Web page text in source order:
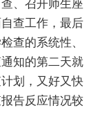
、召开师生座
查工作，最后
查的系统性、
知的第二天就
划，又好又快
告反应情况较